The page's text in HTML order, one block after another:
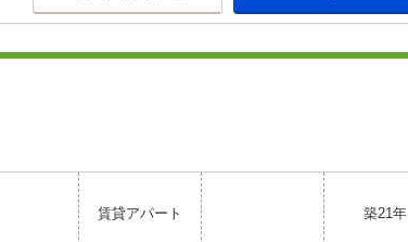
賃貸アパート 築21年